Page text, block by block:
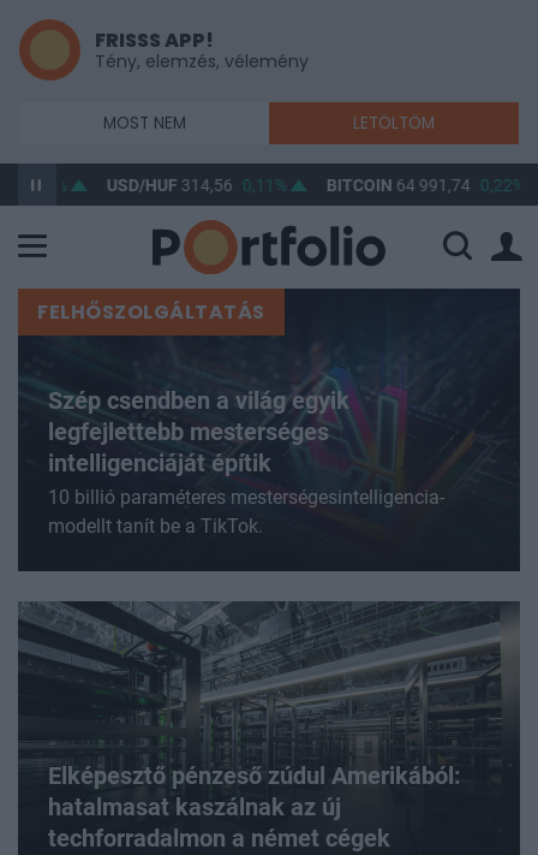
FRISSS APP!
Tény, elemzés, vélemény
MOST NEM LETÖLTÖM
USD/HUF 314,56 0,11% BITCOIN64 991,74 0,22% BUX
FELHŐSZOLGÁLTATÁS
Szép csendben a világ egyik
legfejlettebb mesterséges
intelligenciáját építik
10 billió paraméteres mesterségesintelligencia-
modellt tanít be a TikTok.
Elképesztő pénzeső zúdul Amerikából:
hatalmasat kaszálnak az új
techforradalmon a német cégek